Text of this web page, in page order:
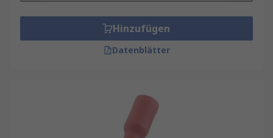
Hinzufügen
Datenblätter